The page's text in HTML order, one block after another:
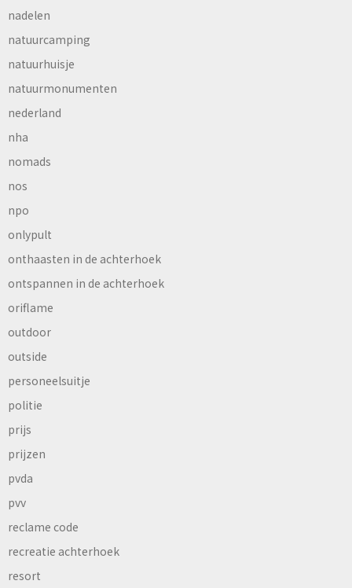
nadelen
natuurcamping
natuurhuisje
natuurmonumenten
nederland
nha
nomads
nos
npo
onlypult
onthaasten in de achterhoek
ontspannen in de achterhoek
oriflame
outdoor
outside
personeelsuitje
politie
prijs
prijzen
pvda
pvv
reclame code
recreatie achterhoek
resort